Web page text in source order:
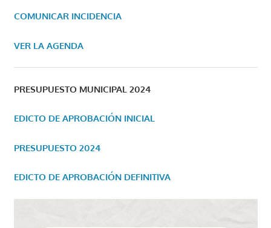
COMUNICAR INCIDENCIA
VER LA AGENDA
PRESUPUESTO MUNICIPAL 2024
EDICTO DE APROBACIÓN INICIAL
PRESUPUESTO 2024
EDICTO DE APROBACIÓN DEFINITIVA